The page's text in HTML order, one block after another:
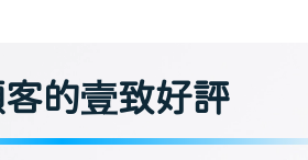
的壹致好評